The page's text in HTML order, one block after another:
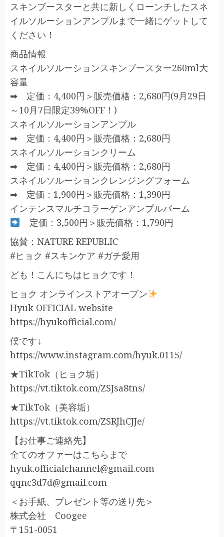
スキンブースターと共に新しくローンチしたスネ
イルソルーションアンプルまで一緒にゲットして
ください！
商品情報
スネイルソルーションスキンブースター260ml大
容量
➡ 定価：4,400円＞販売価格：2,680円(9月29日
～10月7日限定39%OFF！)
スネイルソルーションアンプル
➡ 定価：4,400円＞販売価格：2,680円
スネイルソルーションクリーム
➡ 定価：4,400円＞販売価格：2,680円
スネイルソルーションクレンジングフォーム
➡ 定価：1,900円＞販売価格：1,390円
インテンスマルチコラーゲンアンプルバーム
定価：3,500円＞販売価格：1,790円
協賛：NATURE REPUBLIC
#ヒョク #スキンケア #ガチ愛用
ども！こんにちはヒョクです！
ヒョク オンラインストアオープン
Hyuk OFFICIAL website
https://hyukofficial.com/
僕です↓
https://www.instagram.com/hyuk.0115/
★TikTok（ヒョク垢）
https://vt.tiktok.com/ZSJsa8tns/
★TikTok（美容垢）
https://vt.tiktok.com/ZSRJhCJJe/
【お仕事ご連絡先】
全てのオファーはこちらまで
hyuk.officialchannel@gmail.com
qqnc3d7d@gmail.com
＜お手紙、プレゼント等の送り先＞
株式会社 Coogee
〒151-0051